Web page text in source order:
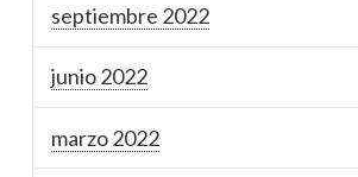
septiembre 2022
junio 2022
marzo 2022